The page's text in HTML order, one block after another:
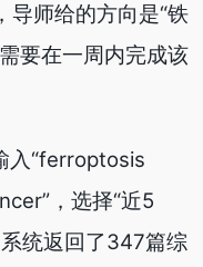
导师给的方向是“铁
要在一周内完成该
入“ferroptosis
，选择“近5
统返回了347篇综